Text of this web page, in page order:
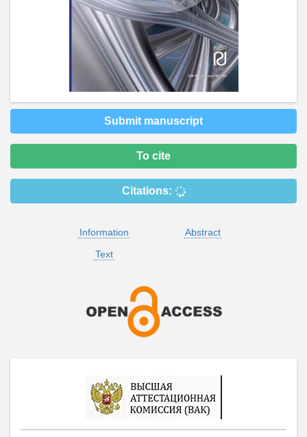
Submit manuscript
To cite
Citations:
Information
Abstract
Text